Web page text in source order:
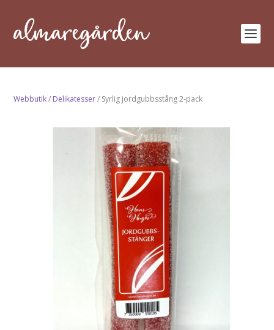
Webbutik/ Delikatesser/ Syrlig jordgubbsstång 2-pack